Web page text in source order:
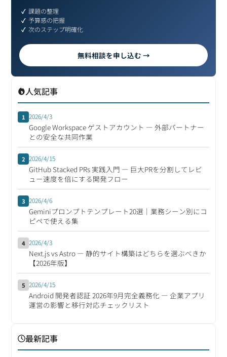
課題の整理
予算感の把握
次のステップ明確化
無料相談を申し込む →
人気記事
1 2026/4/3
Google Workspace ゲストアカウント ― 外部パートナー
との安全な共同作業
2 2026/4/15
GitHub Stacked PRs 実践入門 ― 巨大PRを分割してレビ
ュー速度を倍にする開発フロー
3 2026/4/6
Geminiプロンプトテンプレート20選｜業務シーン別にコ
ピペで使える集
4 2026/4/3
Next.js vs Astro ― 静的サイト構築はどちらを選ぶべきか
【2026年版】
5 2026/4/15
Android 開発者認証 2026年9月完全義務化 ― 企業アプリ
運営の影響と移行対応チェックリスト
最新記事